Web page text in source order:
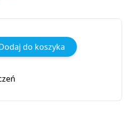
do koszyka